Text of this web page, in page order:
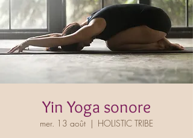
Yin Yoga sonore
mer. 13 août
  |
HOLISTIC TRIBE